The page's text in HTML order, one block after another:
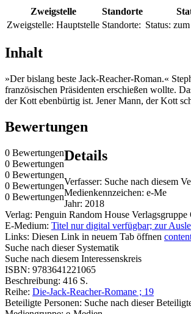
Zweigstelle Standorte
Zweigstelle: Hauptstelle Standorte: Status:
Inhalt
»Der bislang beste Jack-Reacher-Roman.«
französischen Präsidenten erschießen wollte.
der Kott ebenbürtig ist. Jener Mann, der Kott
Bewertungen
0 Bewertungen
0 Bewertungen
0 Bewertungen
0 Bewertungen
0 Bewertungen
Details
Verfasser: Suche nach diesem
Medienkennzeichen: e-Me
Jahr: 2018
Verlag: Penguin Random House Verlagsgruppe
E-Medium: Titel nur digital verfügbar; zur
Links: Diesen Link in neuem Tab öffnen
Suche nach dieser Systematik
Suche nach diesem Interessenskreis
ISBN: 9783641221065
Beschreibung: 416 S.
Reihe: Die-Jack-Reacher-Romane ; 19
Beteiligte Personen: Suche nach dieser